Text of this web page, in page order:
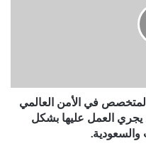
في الأمن العالمي
العمل عليها بشكل
والسعودية.